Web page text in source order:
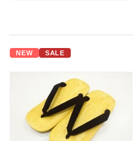
NEW SALE